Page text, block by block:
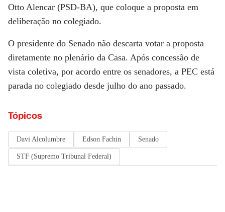
Otto Alencar (PSD-BA), que coloque a proposta em
deliberação no colegiado.
O presidente do Senado não descarta votar a proposta
diretamente no plenário da Casa. Após concessão de
vista coletiva, por acordo entre os senadores, a PEC está
parada no colegiado desde julho do ano passado.
Tópicos
Davi Alcolumbre Edson Fachin Senado
STF (Supremo Tribunal Federal)